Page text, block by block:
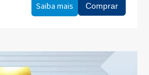
Saiba mais Comprar